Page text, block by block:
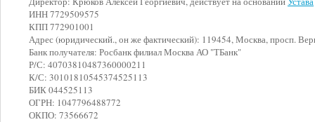
ИНН 7729509575
КПП 772901001
Адрес (юридический., он же фактический): 119454, Москва, просп.
Банк получателя: Росбанк филиал Москва АО "ТБанк"
Р/С: 40703810487360000211
К/С: 30101810545374525113
БИК 044525113
ОГРН: 1047796488772
ОКПО: 73566672